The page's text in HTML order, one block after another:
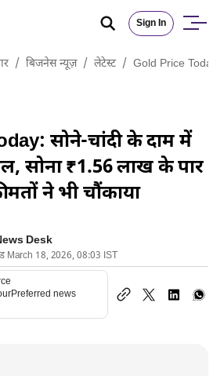
Sign In
/ बिजनेस न्यूज़ / लेटेस्ट / Gold Price Today:
सोने-चांदी के दाम में
सोना ₹1.56 लाख के पार
ने भी चौंकाया
Desk
March 18, 2026, 08:03 IST
Preferred news